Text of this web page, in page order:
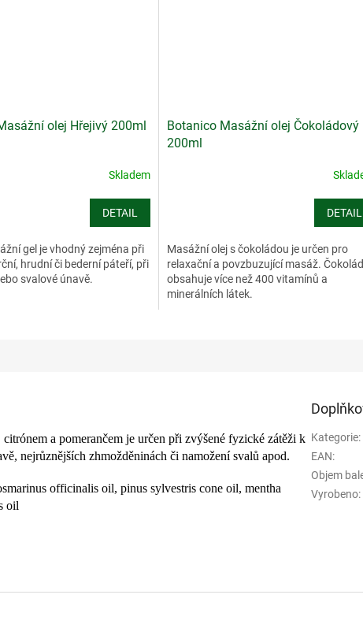
olej Hřejivý 200ml
Skladem
DETAIL
gel je vhodný zejména při
hrudní či bederní páteří, při
svalové únavě.
Botanico Masážní olej Čokoládový
200ml
DETAIL
Masážní olej s čokoládou je určen pro
relaxační a povzbuzující masáž.
obsahuje více než 400 vitamínů a
minerálních látek.
a pomerančem je určen při zvýšené fyzické zátěži k
nejrůznějších zhmožděninách či namožení svalů apod.
officinalis oil, pinus sylvestris cone oil, mentha
oil
Kategorie:
EAN:
Objem
Vyrobeno: